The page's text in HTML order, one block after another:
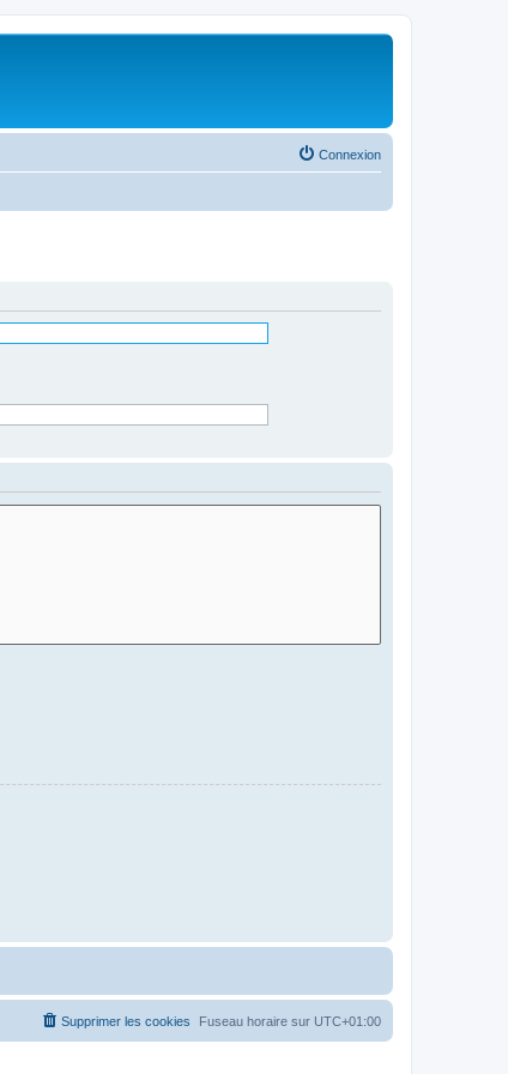
Connexion
Fuseau horaire sur UTC+01:00
Supprimer les cookies